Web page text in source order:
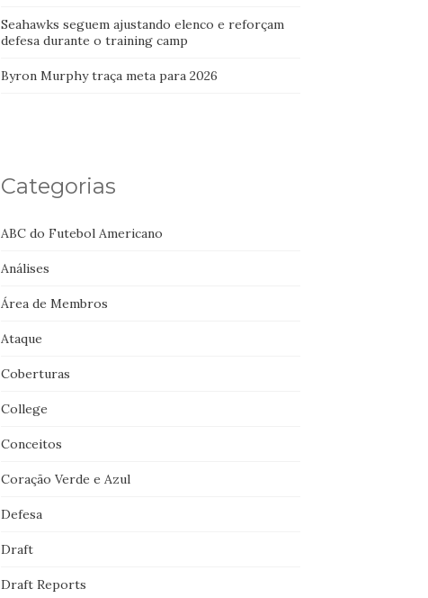
Seahawks seguem ajustando elenco e reforçam
defesa durante o training camp
Byron Murphy traça meta para 2026
Categorias
ABC do Futebol Americano
Análises
Área de Membros
Ataque
Coberturas
College
Conceitos
Coração Verde e Azul
Defesa
Draft
Draft Reports